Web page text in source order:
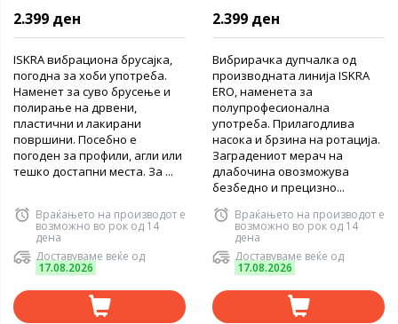
2.399 ден
ISKRA вибрациона брусајка,
погодна за хоби употреба.
Наменет за суво брусење и
полирање на дрвени,
пластични и лакирани
површини. Посебно е
погоден за профили, агли или
тешко достапни места. За ...
Враќањето на производот е
возможно во рок од 14
дена
Доставуваме веќе од
17.08.2026
2.399 ден
Вибрирачка дупчалка од
производната линија ISKRA
ERO, наменета за
полупрофесионална
употреба. Прилагодлива
насока и брзина на ротација.
Заградениот мерач на
длабочина овозможува
безбедно и прецизно...
Враќањето на производот е
возможно во рок од 14
дена
Доставуваме веќе од
17.08.2026